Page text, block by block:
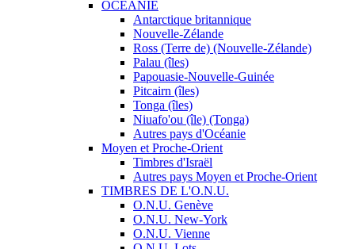
OCEANIE
Antarctique britannique
Nouvelle-Zélande
Ross (Terre de) (Nouvelle-Zélande)
Palau (îles)
Papouasie-Nouvelle-Guinée
Pitcairn (îles)
Tonga (îles)
Niuafo'ou (île) (Tonga)
Autres pays d'Océanie
Moyen et Proche-Orient
Timbres d'Israël
Autres pays Moyen et Proche-Orient
TIMBRES DE L'O.N.U.
O.N.U. Genève
O.N.U. New-York
O.N.U. Vienne